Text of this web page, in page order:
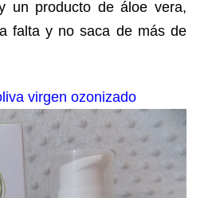
un producto de áloe vera,
falta y no saca de más de
virgen ozonizado